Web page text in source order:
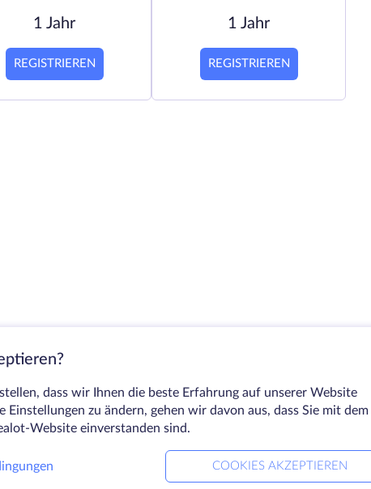
1 Jahr
REGISTRIEREN
1 Jahr
REGISTRIEREN
dass wir Ihnen die beste Erfahrung auf unserer Website
zu ändern, gehen wir davon aus, dass Sie mit dem
Website einverstanden sind.
COOKIES AKZEPTIEREN